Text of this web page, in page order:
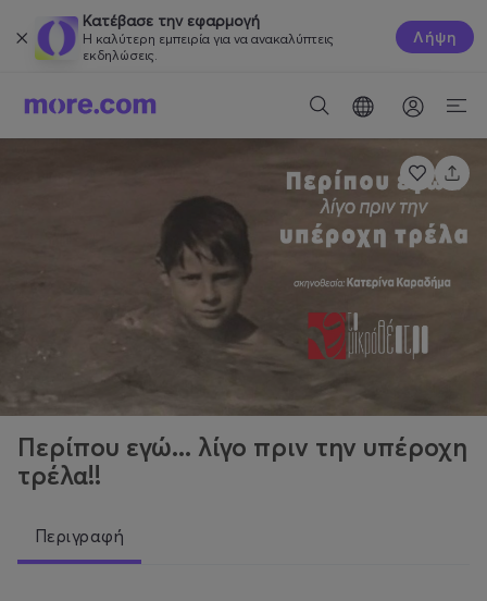
Κατέβασε την εφαρμογή
Η καλύτερη εμπειρία για να ανακαλύπτεις
εκδηλώσεις.
Λήψη
Περίπου εγώ... λίγο πριν την υπέροχη
τρέλα!!
Περιγραφή